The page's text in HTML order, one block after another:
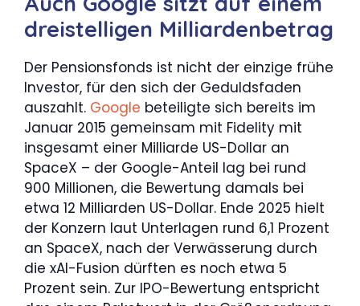
dreistelligen Milliardenbetrag
Der Pensionsfonds ist nicht der einzige frühe
Investor, für den sich der Geduldsfaden
auszahlt. Google beteiligte sich bereits im
Januar 2015 gemeinsam mit Fidelity mit
insgesamt einer Milliarde US-Dollar an
SpaceX – der Google-Anteil lag bei rund
900 Millionen, die Bewertung damals bei
etwa 12 Milliarden US-Dollar. Ende 2025 hielt
der Konzern laut Unterlagen rund 6,1 Prozent
an SpaceX, nach der Verwässerung durch
die xAI-Fusion dürften es noch etwa 5
Prozent sein. Zur IPO-Bewertung entspricht